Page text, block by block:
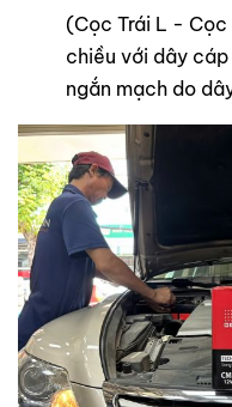
(Cọc Trái L - Cọc
chiều với dây
ngắn mạch do